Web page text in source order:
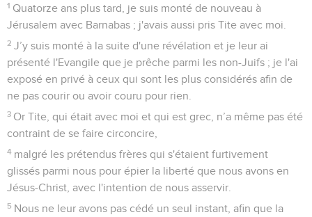
1 Quatorze ans plus tard, je suis monté de nouveau à
Jérusalem avec Barnabas ; j'avais aussi pris Tite avec moi.
2 J’y suis monté à la suite d'une révélation et je leur ai
présenté l'Evangile que je prêche parmi les non-Juifs ; je l'ai
exposé en privé à ceux qui sont les plus considérés afin de
ne pas courir ou avoir couru pour rien.
3 Or Tite, qui était avec moi et qui est grec, n’a même pas été
contraint de se faire circoncire,
4 malgré les prétendus frères qui s'étaient furtivement
glissés parmi nous pour épier la liberté que nous avons en
Jésus-Christ, avec l'intention de nous asservir.
5 Nous ne leur avons pas cédé un seul instant, afin que la